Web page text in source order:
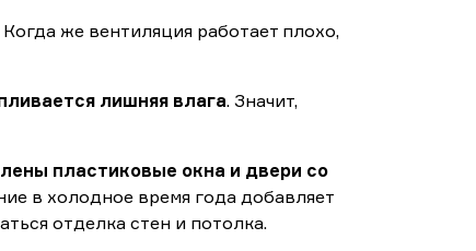
же вентиляция работает плохо,
лишняя влага. Значит,
пластиковые окна и двери со
в холодное время года добавляет
отделка стен и потолка.